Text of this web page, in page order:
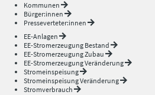
Kommunen
Bürger:innen
Presseverteter:innen
EE-Anlagen
EE-Stromerzeugung Bestand
EE-Stromerzeugung Zubau
EE-Stromerzeugung Veränderung
Stromeinspeisung
Stromeinspeisung Veränderung
Stromverbrauch